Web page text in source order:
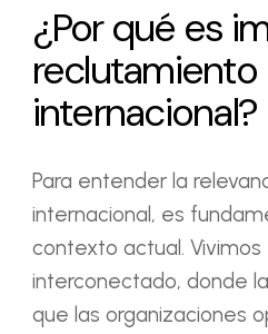
¿Por qué es
reclutamiento
internacional?
Para entender la
internacional, es
contexto actual. Vivimos
interconectado, donde
que las organizaciones